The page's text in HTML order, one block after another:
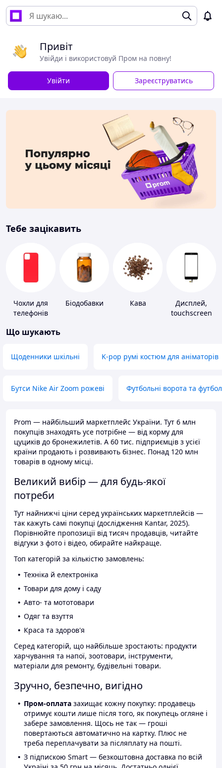
Привіт
Увійди і використовуй Пром на повну!
Увійти Зареєструватись
Тебе зацікавить
Чохли для
телефонів
Біодобавки Кава
Дисплей,
touchscreen
Що шукають
Щоденники шкільні K-pop румі костюм для аніматорів
Бутси Nike Air Zoom рожеві Футбольні ворота та
Prom — найбільший маркетплейс України. Тут 6 млн
покупців знаходять усе потрібне — від корму для
цуциків до бронежилетів. А 60 тис. підприємців з усієї
країни продають і розвивають бізнес. Понад 120 млн
товарів в одному місці.
Великий вибір — для будь-якої
потреби
Тут найнижчі ціни серед українських маркетплейсів —
так кажуть самі покупці (дослідження Kantar, 2025).
Порівнюйте пропозиції від тисяч продавців, читайте
відгуки з фото і відео, обирайте найкраще.
Топ категорій за кількістю замовлень:
Техніка й електроніка
Товари для дому і саду
Авто- та мототовари
Одяг та взуття
Краса та здоров'я
Серед категорій, що найбільше зростають: продукти
харчування та напої, зоотовари, інструменти,
матеріали для ремонту, будівельні товари.
Зручно, безпечно, вигідно
Пром-оплата захищає кожну покупку: продавець
отримує кошти лише після того, як покупець огляне і
забере замовлення. Щось не так — гроші
повертаються автоматично на картку. Плюс не
треба переплачувати за післяплату на пошті.
З підпискою Smart — безкоштовна доставка по всій